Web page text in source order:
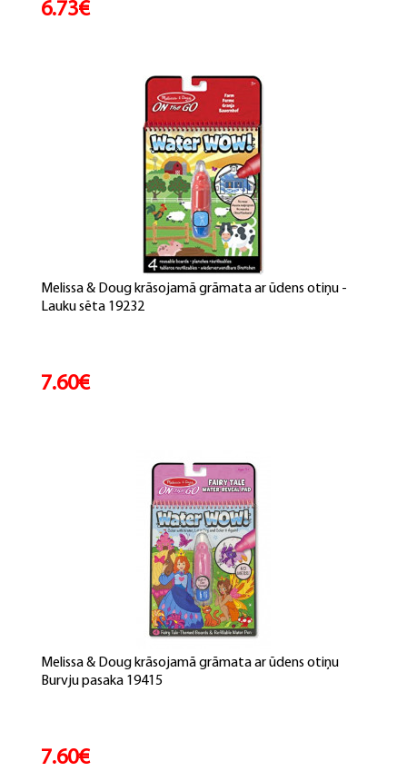
6.73€
Melissa & Doug krāsojamā grāmata ar ūdens otiņu -
Lauku sēta 19232
7.60€
Melissa & Doug krāsojamā grāmata ar ūdens otiņu
Burvju pasaka 19415
7.60€